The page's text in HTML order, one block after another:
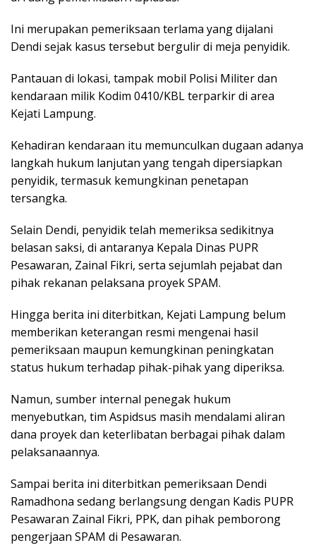
Ini merupakan pemeriksaan terlama yang dijalani
Dendi sejak kasus tersebut bergulir di meja penyidik.
Pantauan di lokasi, tampak mobil Polisi Militer dan
kendaraan milik Kodim 0410/KBL terparkir di area
Kejati Lampung.
Kehadiran kendaraan itu memunculkan dugaan adanya
langkah hukum lanjutan yang tengah dipersiapkan
penyidik, termasuk kemungkinan penetapan
tersangka.
Selain Dendi, penyidik telah memeriksa sedikitnya
belasan saksi, di antaranya Kepala Dinas PUPR
Pesawaran, Zainal Fikri, serta sejumlah pejabat dan
pihak rekanan pelaksana proyek SPAM.
Hingga berita ini diterbitkan, Kejati Lampung belum
memberikan keterangan resmi mengenai hasil
pemeriksaan maupun kemungkinan peningkatan
status hukum terhadap pihak-pihak yang diperiksa.
Namun, sumber internal penegak hukum
menyebutkan, tim Aspidsus masih mendalami aliran
dana proyek dan keterlibatan berbagai pihak dalam
pelaksanaannya.
Sampai berita ini diterbitkan pemeriksaan Dendi
Ramadhona sedang berlangsung dengan Kadis PUPR
Pesawaran Zainal Fikri, PPK, dan pihak pemborong
pengerjaan SPAM di Pesawaran.